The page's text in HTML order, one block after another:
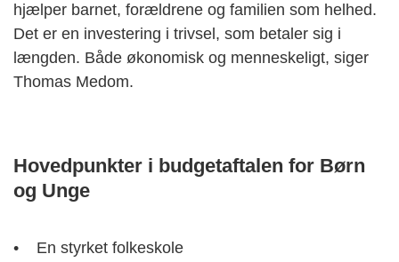
hjælper barnet, forældrene og familien som helhed.
Det er en investering i trivsel, som betaler sig i
længden. Både økonomisk og menneskeligt, siger
Thomas Medom.
Hovedpunkter i budgetaftalen for Børn
og Unge
• En styrket folkeskole